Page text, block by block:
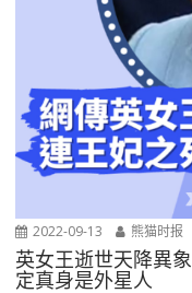
2022-09-13 熊猫时报
英女王逝世天降異
定真身是外星人